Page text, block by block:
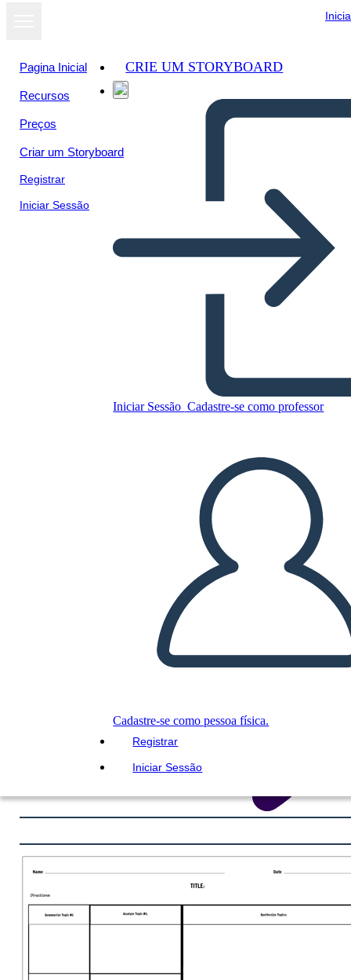
Pagina Inicial
Recursos
Preços
Criar um Storyboard
Registrar
Iniciar Sessão
CRIE UM STORYBOARD
Iniciar Sessão Cadastre-se como professor
Cadastre-se como pessoa física.
Registrar
Iniciar Sessão
Copie este storyboard
CRIAR UM STORYBOARD
REPRODUZIR APRESENTAÇÃO DE SLIDES
LEIA PRA MIM
Ver como
apresentação